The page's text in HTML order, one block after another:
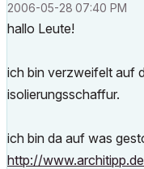
‎2006-05-28 07:40 PM
hallo Leute!
ich bin verzweifelt auf
isolierungsschaffur.
ich bin da auf was
http://